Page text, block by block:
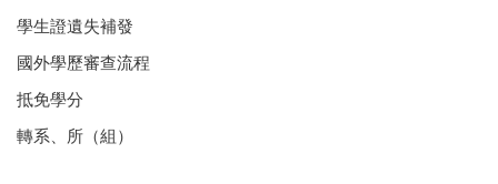
學生證遺失補發
國外學歷審查流程
抵免學分
轉系、所（組）